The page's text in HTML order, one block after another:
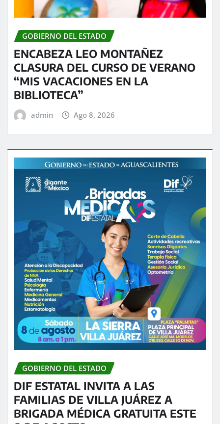
GOBIERNO DEL ESTADO
ENCABEZA LEO MONTAÑEZ
CLASURA DEL CURSO DE VERANO
“MIS VACACIONES EN LA
BIBLIOTECA”
admin Ago 8, 2026
GOBIERNO DEL ESTADO
DIF ESTATAL INVITA A LAS
FAMILIAS DE VILLA JUÁREZ A
BRIGADA MÉDICA GRATUITA ESTE